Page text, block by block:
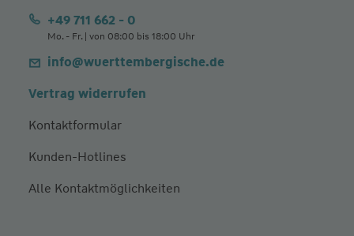
+49 711 662 - 0
Mo. - Fr. | von 08:00 bis 18:00 Uhr
info@wuerttembergische.de
Vertrag widerrufen
Kontaktformular
Kunden-Hotlines
Alle Kontaktmöglichkeiten